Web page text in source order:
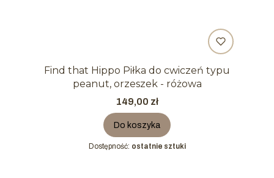
Find that Hippo Piłka do cwiczeń typu
peanut, orzeszek - różowa
Cena
149,00 zł
Do koszyka
Dostępność: ostatnie sztuki